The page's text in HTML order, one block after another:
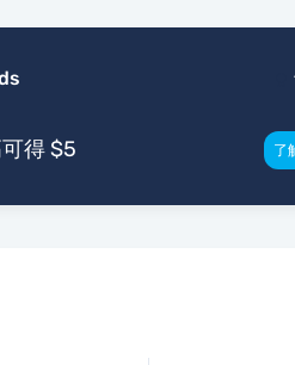
得 $5 了